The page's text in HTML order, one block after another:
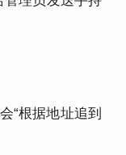
“根据地址追到